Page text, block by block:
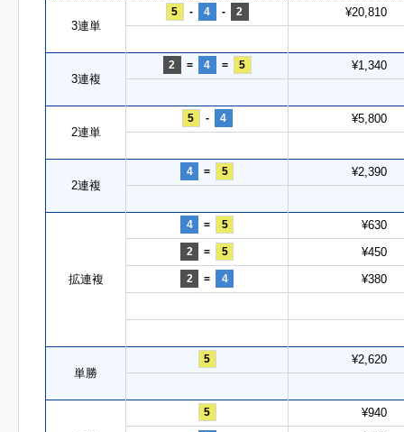
3連単
5 - 4 - 2 ¥20,810
3連複
2 = 4 = 5 ¥1,340
2連単
5 - 4 ¥5,800
2連複
4 = 5 ¥2,390
拡連複
4 = 5 ¥630
2 = 5 ¥450
2 = 4 ¥380
単勝
5 ¥2,620
5 ¥940